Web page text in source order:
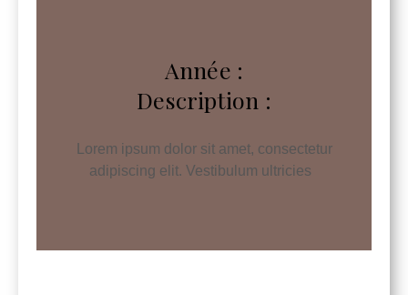
Année :
Description :
Lorem ipsum dolor sit amet, consectetur
adipiscing elit. Vestibulum ultricies